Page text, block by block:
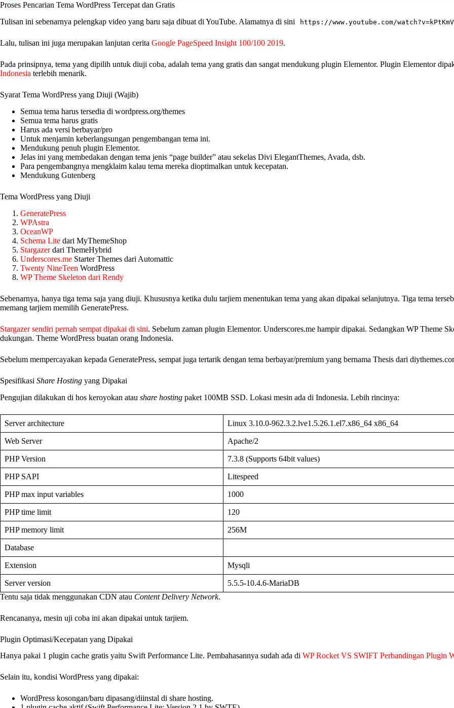
Proses Pencarian Tema WordPress Tercepat dan Gratis
Tulisan ini sebenarnya pelengkap video yang baru saja dibuat di YouTube. Alamatnya di sini
https://www.youtube.com/
Lalu, tulisan ini juga merupakan lanjutan cerita Google PageSpeed Insight 100/100 2019.
Pada prinsipnya, tema yang dipilih untuk diuji coba, adalah tema yang gratis dan sangat mendukung plugin Elementor. Plugin Elementor
Indonesia terlebih menarik.
Syarat Tema WordPress yang Diuji (Wajib)
Semua tema harus tersedia di wordpress.org/themes
Semua tema harus gratis
Harus ada versi berbayar/pro
Untuk menjamin keberlangsungan pengembangan tema ini.
Mendukung penuh plugin Elementor.
Jelas ini yang membedakan dengan tema jenis “page builder” atau sekelas Divi ElegantThemes, Avada, dsb.
Para pengembangnya mengklaim kalau tema mereka dioptimalkan untuk kecepatan.
Mendukung Gutenberg
Tema WordPress yang Diuji
GeneratePress
WPAstra
OceanWP
Schema Lite dari MyThemeShop
Stargazerdari ThemeHybrid
Underscores.me Starter Themes dari Automattic
Twenty NineTeen WordPress
WP Theme Skeleton dari Rendy
Sebenarnya, hanya tiga tema saja yang diuji. Khususnya ketika dulu tarjiem menentukan tema yang akan dipakai selanjutnya. Tiga tema
memang tarjiem memilih GeneratePress.
Stargazer sendiri pernah sempat dipakai di sini. Sebelum zaman plugin Elementor. Underscores.me hampir dipakai. Sedangkan WP Theme
dukungan. Theme WordPress buatan orang Indonesia.
Sebelum mempercayakan kepada GeneratePress, sempat juga tertarik dengan tema berbayar/premium yang bernama Thesis dari
Spesifikasi Share Hosting yang Dipakai
Pengujian dilakukan di hos keroyokan atau share hosting paket 100MB SSD. Lokasi mesin ada di Indonesia. Lebih rincinya:
Server architecture Linux 3.10.0-962.3.2.lve1.5.26.1.el7.x86_64 x86_64
Web Server Apache/2
PHP Version 7.3.8 (Supports 64bit values)
PHP SAPI Litespeed
PHP max input variables 1000
PHP time limit 120
PHP memory limit 256M
Database
Extension Mysqli
Server version
5.5.5-10.4.6-MariaDB
Tentu saja tidak menggunakan CDN atau Content Delivery Network.
Rencananya, mesin uji coba ini akan dipakai untuk tarjiem.
Plugin Optimasi/Kecepatan yang Dipakai
Hanya pakai 1 plugin cache gratis yaitu Swift Performance Lite. Pembahasannya sudah ada di WP Rocket VS SWIFT Perbandingan Plugin
Selain itu, kondisi WordPress yang dipakai:
WordPress kosongan/baru dipasang/diinstal di share hosting.